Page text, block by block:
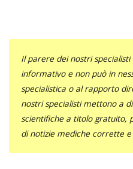
Il parere dei nostri
informativo e non può in
specialistica o al rapporto
nostri specialisti mettono a
scientifiche a titolo gratuito,
di notizie mediche corrette